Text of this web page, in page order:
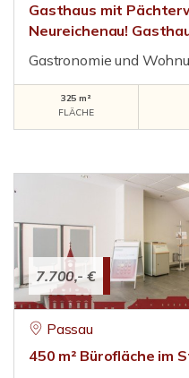
Gasthaus mit
Neureichenau!
Gastronomie und
325 m²
FLÄCHE
7.700,- €
Passau
450 m² Bürofläche im